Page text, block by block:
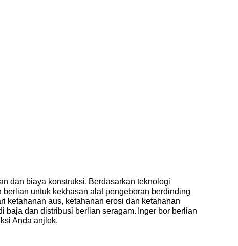
dan biaya konstruksi. Berdasarkan teknologi
untuk kekhasan alat pengeboran berdinding
ketahanan aus, ketahanan erosi dan ketahanan
baja dan distribusi berlian seragam. Inger bor berlian
Anda anjlok.